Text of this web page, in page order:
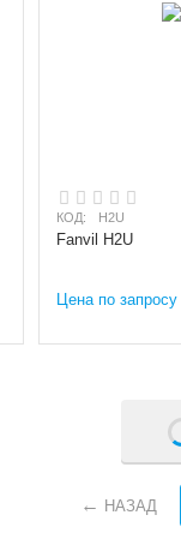
КОД: H2U
Fanvil H2U
Цена по запросу
НАЗАД